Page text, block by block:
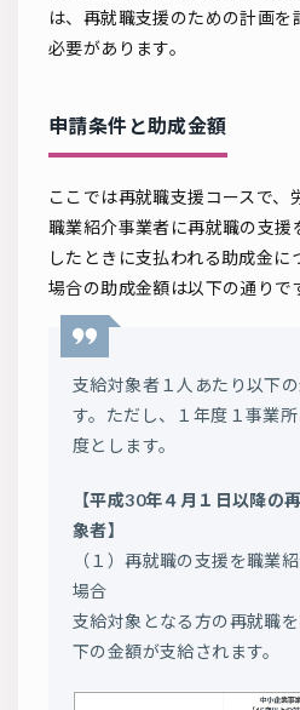
は、再就職支援のための計画を
必要があります。
申請条件と助成金額
ここでは再就職支援コースで、
職業紹介事業者に再就職の支援
したときに支払われる助成金に
場合の助成金額は以下の通りで
支給対象者１人あたり以下
す。ただし、１年度１事業
度とします。
【平成30年４月１日以降の
象者】
（１）再就職の支援を職業
場合
支給対象となる方の再就職
下の金額が支給されます。